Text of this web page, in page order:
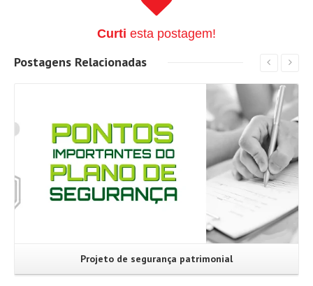
Curti esta postagem!
Postagens Relacionadas
Projeto de segurança patrimonial